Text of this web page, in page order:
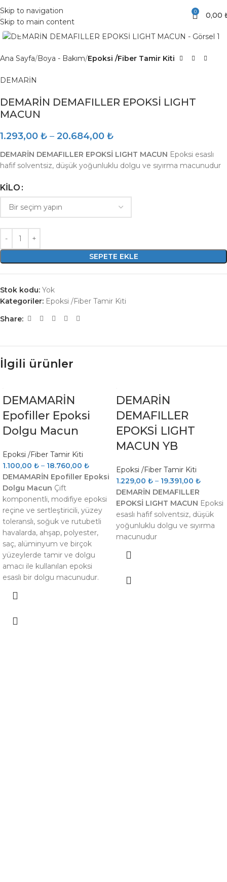
Skip to navigation
Skip to main content
0 0,00
Click to enlarge
Ana Sayfa Boya - Bakım Epoksi /Fiber Tamir Kiti
DEMARİN
DEMARİN DEMAFILLER EPOKSİ LIGHT
MACUN
1.293,00 ₺ – 20.684,00 ₺
DEMARİN DEMAFILLER EPOKSİ LIGHT MACUN Epoksi esaslı
hafif solventsiz, düşük yoğunluklu dolgu ve sıyırma macunudur
KILO
SEPETE EKLE
Stok kodu: Yok
Kategoriler: Epoksi /Fiber Tamir Kiti
Share:
İlgili ürünler
DEMAMARİN
Epofiller Epoksi
Dolgu Macun
Epoksi /Fiber Tamir Kiti
1.100,00 ₺ – 18.760,00 ₺
DEMAMARİN Epofiller Epoksi
Dolgu Macun Çift
komponentli, modifiye epoksi
reçine ve sertleştiricili, yüzey
toleranslı, soğuk ve rutubetli
havalarda, ahşap, polyester,
saç, alüminyum ve birçok
yüzeylerde tamir ve dolgu
amacı ile kullanılan epoksi
esaslı bir dolgu macunudur.
DEMARİN
DEMAFILLER
EPOKSİ LIGHT
MACUN YB
Epoksi /Fiber Tamir Kiti
1.229,00 ₺ – 19.391,00 ₺
DEMARİN DEMAFILLER
EPOKSİ LIGHT MACUN Epoksi
esaslı hafif solventsiz, düşük
yoğunluklu dolgu ve sıyırma
macunudur